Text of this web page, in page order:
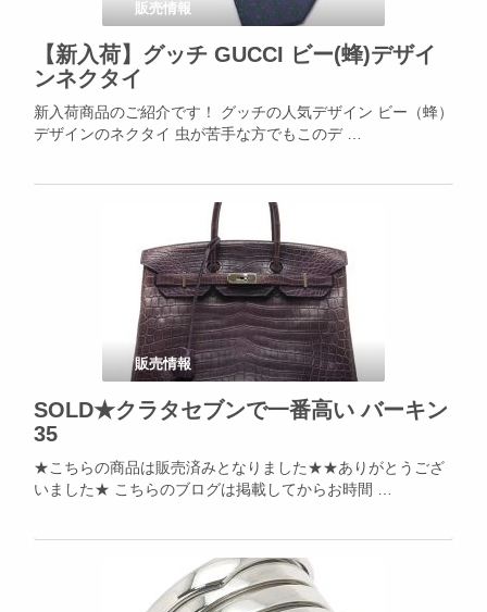
販売情報
【新入荷】グッチ GUCCI ビー(蜂)デザイ
ンネクタイ
新入荷商品のご紹介です！ グッチの人気デザイン ビー（蜂）
デザインのネクタイ 虫が苦手な方でもこのデ …
販売情報
SOLD★クラタセブンで一番高い バーキン
35
★こちらの商品は販売済みとなりました★★ありがとうござ
いました★ こちらのブログは掲載してからお時間 …